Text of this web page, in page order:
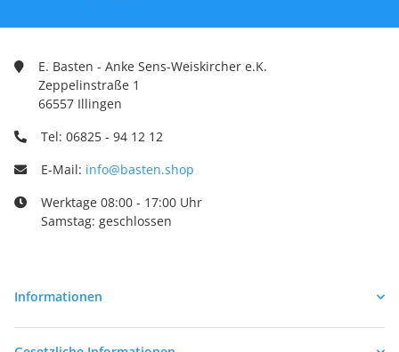
E. Basten - Anke Sens-Weiskircher e.K.
Zeppelinstraße 1
66557 Illingen
Tel: 06825 - 94 12 12
E-Mail: info@basten.shop
Werktage 08:00 - 17:00 Uhr
Samstag: geschlossen
Informationen